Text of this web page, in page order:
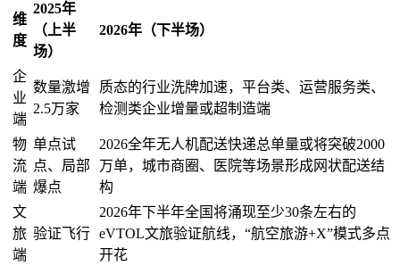
维
度
2025年
（上半
场）
2026年（下半场）
企
业
端
数量激增
2.5万家
质态的行业洗牌加速，平台类、运营服务类、
检测类企业增量或超制造端
物
流
端
单点试
点、局部
爆点
2026全年无人机配送快递总单量或将突破2000
万单，城市商圈、医院等场景形成网状配送结
构
文
旅
端
验证飞行
2026年下半年全国将涌现至少30条左右的
eVTOL文旅验证航线，“航空旅游+X”模式多点
开花